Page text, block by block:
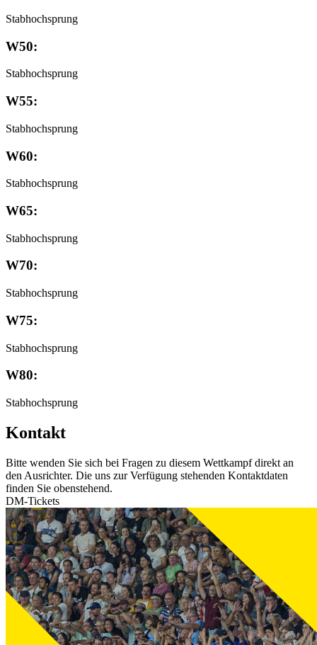
Stabhochsprung
W50:
Stabhochsprung
W55:
Stabhochsprung
W60:
Stabhochsprung
W65:
Stabhochsprung
W70:
Stabhochsprung
W75:
Stabhochsprung
W80:
Stabhochsprung
Kontakt
Bitte wenden Sie sich bei Fragen zu diesem Wettkampf direkt an
den Ausrichter. Die uns zur Verfügung stehenden Kontaktdaten
finden Sie obenstehend.
DM-Tickets